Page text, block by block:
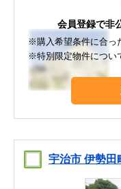
会員登録で非
※購入希望条件に合っ
※特別限定物件につい
宇治市 伊勢田